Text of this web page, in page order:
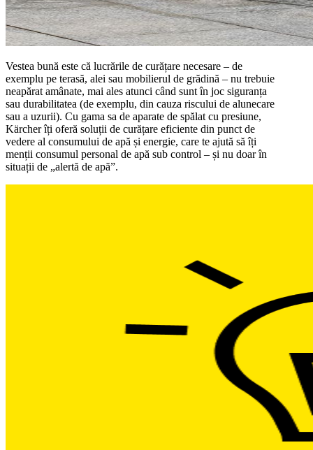
Vestea bună este că lucrările de curățare necesare – de
exemplu pe terasă, alei sau mobilierul de grădină – nu trebuie
neapărat amânate, mai ales atunci când sunt în joc siguranța
sau durabilitatea (de exemplu, din cauza riscului de alunecare
sau a uzurii). Cu gama sa de aparate de spălat cu presiune,
Kärcher îți oferă soluții de curățare eficiente din punct de
vedere al consumului de apă și energie, care te ajută să îți
menții consumul personal de apă sub control – și nu doar în
situații de „alertă de apă”.